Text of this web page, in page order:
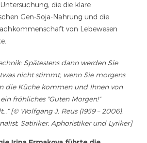
die die klare
Gen-Soja-Nahrung und die
von Lebewesen
Spätestens dann werden Sie
nicht stimmt, wenn Sie morgens
die Küche kommen und Ihnen von
fröhliches "Guten Morgen!“
[© Wolfgang J. Reus (1959 – 2006),
Satiriker, Aphoristiker und Lyriker]